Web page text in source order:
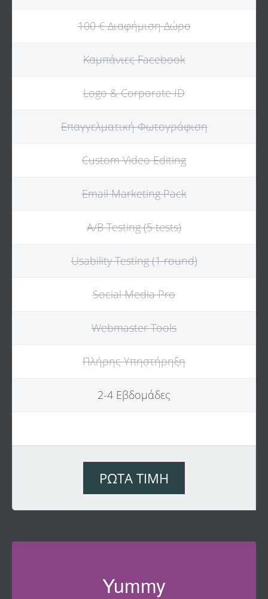
100 € Διαφήμιση Δώρο
Καμπάνιες Facebook
Logo & Corporate ID
Επαγγελματική Φωτογράφιση
Custom Video Editing
Email Marketing Pack
A/B Testing (5 tests)
Usability Testing (1 round)
Social Media Pro
Webmaster Tools
Πλήρης Υπηστήρηξη
2-4 Εβδομάδες
ΡΏΤΑ ΤΙΜΉ
Yummy